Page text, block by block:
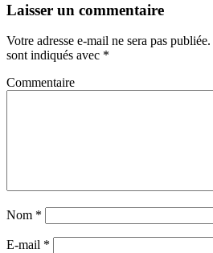
Laisser un commentaire
Votre adresse e-mail ne sera pas publiée.
sont indiqués avec *
Commentaire
Nom *
E-mail *